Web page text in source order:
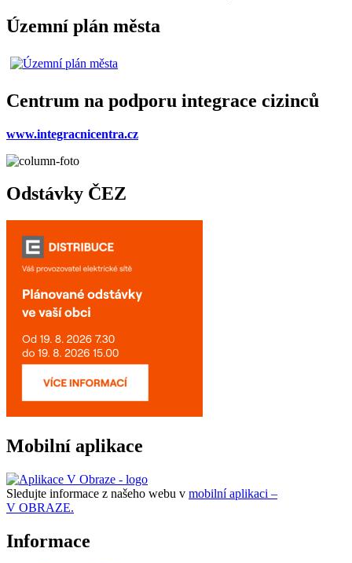
Územní plán města
Centrum na podporu integrace cizinců
www.integracnicentra.cz
Odstávky ČEZ
Mobilní aplikace
Sledujte informace z našeho webu v mobilní aplikaci –
V OBRAZE.
Informace